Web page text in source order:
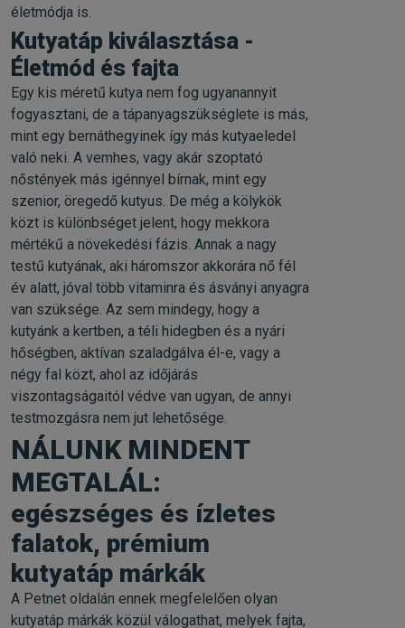
életmódja is.
Kutyatáp kiválasztása -
Életmód és fajta
Egy kis méretű kutya nem fog ugyanannyit
fogyasztani, de a tápanyagszükséglete is más,
mint egy bernáthegyinek így más kutyaeledel
való neki. A vemhes, vagy akár szoptató
nőstények más igénnyel bírnak, mint egy
szenior, öregedő kutyus. De még a kölykök
közt is különbséget jelent, hogy mekkora
mértékű a növekedési fázis. Annak a nagy
testű kutyának, aki háromszor akkorára nő fél
év alatt, jóval több vitaminra és ásványi anyagra
van szüksége. Az sem mindegy, hogy a
kutyánk a kertben, a téli hidegben és a nyári
hőségben, aktívan szaladgálva él-e, vagy a
négy fal közt, ahol az időjárás
viszontagságaitól védve van ugyan, de annyi
testmozgásra nem jut lehetősége.
NÁLUNK MINDENT
MEGTALÁL:
egészséges és ízletes
falatok, prémium
kutyatáp márkák
A Petnet oldalán ennek megfelelően olyan
kutyatáp márkák közül válogathat, melyek fajta,